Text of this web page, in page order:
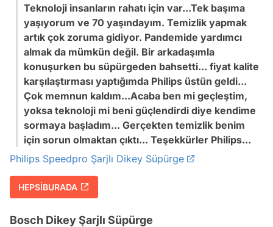
Teknoloji insanların rahatı için var...Tek başıma
yaşıyorum ve 70 yaşındayım. Temizlik yapmak
artık çok zoruma gidiyor. Pandemide yardımcı
almak da mümkün değil. Bir arkadaşımla
konuşurken bu süpürgeden bahsetti... fiyat kalite
karşılaştırması yaptığımda Philips üstün geldi...
Çok memnun kaldım...Acaba ben mi geçleştim,
yoksa teknoloji mi beni güçlendirdi diye kendime
sormaya başladım... Gerçekten temizlik benim
için sorun olmaktan çıktı... Teşekkürler Philips...
Philips Speedpro Şarjlı Dikey Süpürge
HEPSİBURADA
Bosch Dikey Şarjlı Süpürge